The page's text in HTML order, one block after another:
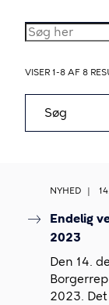
SØG
VISER 1-8 AF 8
Søg
NYHED
Endelig
2023
Den 14.
2023.